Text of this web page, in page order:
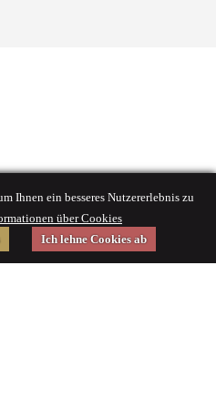
Ihnen ein besseres Nutzererlebnis zu
über Cookies
Ich lehne Cookies ab